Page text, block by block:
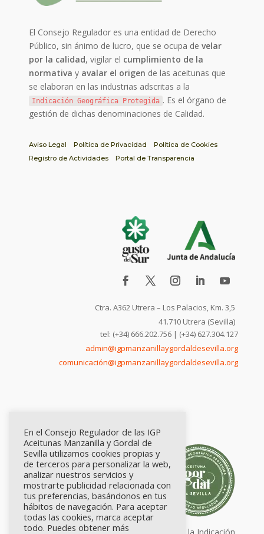
El Consejo Regulador es una entidad de Derecho
Público, sin ánimo de lucro, que se ocupa develar
por la calidad, vigilar el cumplimiento de la
normativa y avalar el origen de las aceitunas que
se elaboran en las industrias adscritas a la
Indicación Geográfica Protegida . Es el órgano de
gestión de dichas denominaciones de Calidad.
Aviso Legal Política de Privacidad
Política de Cookies
Registro de Actividades
Portal de Transparencia
Ctra. A362 Utrera – Los Palacios, Km. 3,5
41.710 Utrera (Sevilla)
tel: (+34) 666.202.756 | (+34) 627.304.127
admin@igpmanzanillaygordaldesevilla.org
comunicación@igpmanzanillaygordaldesevilla.org
En el Consejo Regulador de las IGP
Aceitunas Manzanilla y Gordal de
Sevilla utilizamos cookies propias y
de terceros para personalizar la web,
analizar nuestros servicios y
mostrarte publicidad relacionada con
tus preferencias, basándonos en tus
hábitos de navegación. Para aceptar
todas las cookies, marca aceptar
todo. Puedes obtener más